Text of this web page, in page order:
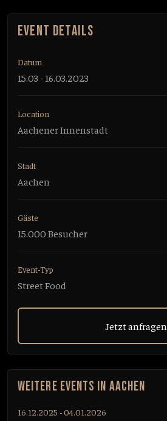
EVENT DETAILS
Datum
15.03 - 16.03.2023
Location
Aachener Innenstadt
Stadt
Aachen
Gäste
15.000 Besucher
Event-Typ
Street Food
Jetzt anfragen
WEITERE EVENTS IN AACHEN
16.12.2025 - 04.01.2026